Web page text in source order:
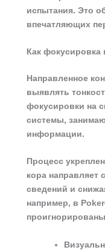
испытания. Это
впечатляющих
Как фокусировка
Направленное
выявлять
фокусировки на
системы,
информации.
Процесс
кора направляет
сведений и
например, в